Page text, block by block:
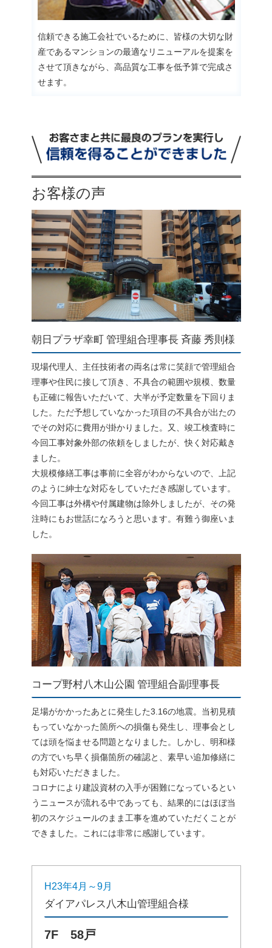
信頼できる施工会社でいるために、皆様の大切な財
産であるマンションの最適なリニューアルを提案を
させて頂きながら、高品質な工事を低予算で完成さ
せます。
お客様の声
朝日プラザ幸町 管理組合理事長 斉藤 秀則様
現場代理人、主任技術者の両名は常に笑顔で管理組合
理事や住民に接して頂き、不具合の範囲や規模、数量
も正確に報告いただいて、大半が予定数量を下回りま
した。ただ予想していなかった項目の不具合が出たの
でその対応に費用が掛かりました。又、竣工検査時に
今回工事対象外部の依頼をしましたが、快く対応戴き
ました。
大規模修繕工事は事前に全容がわからないので、上記
のように紳士な対応をしていただき感謝しています。
今回工事は外構や付属建物は除外しましたが、その発
注時にもお世話になろうと思います。有難う御座いま
した。
コープ野村八木山公園 管理組合副理事長
足場がかかったあとに発生した3.16の地震。当初見積
もっていなかった箇所への損傷も発生し、理事会とし
ては頭を悩ませる問題となりました。しかし、明和様
の方でいち早く損傷箇所の確認と、素早い追加修繕に
も対応いただきました。
コロナにより建設資材の入手が困難になっているとい
うニュースが流れる中であっても、結果的にはほぼ当
初のスケジュールのまま工事を進めていただくことが
できました。これには非常に感謝しています。
H23年4月～9月
ダイアパレス八木山管理組合様
7F 58戸